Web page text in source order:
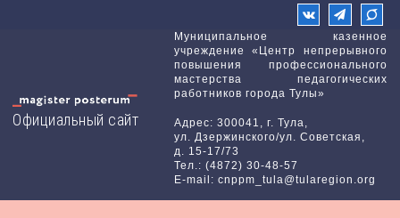
Официальный сайт
Муниципальное казенное
учреждение «Центр непрерывного
повышения профессионального
мастерства педагогических
работников города Тулы»
Адрес: 300041, г. Тула,
ул. Дзержинского/ул. Советская,
д. 15-17/73
Тел.: (4872) 30-48-57
E-mail: cnppm_tula@tularegion.org